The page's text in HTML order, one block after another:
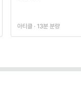
아티클 · 13분 분량